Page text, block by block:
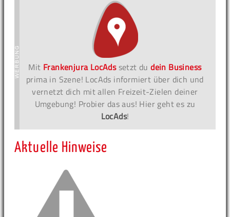
Mit Frankenjura LocAdssetzt dudein Business
prima in Szene! LocAds informiert über dich und
vernetzt dich mit allen Freizeit-Zielen deiner
Umgebung! Probier das aus! Hier geht es zu
LocAds!
Aktuelle Hinweise